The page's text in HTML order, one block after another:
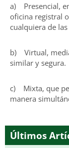
a) Presencial,
oficina registral
cualquiera de
b) Virtual,
similar y segura.
c) Mixta, que
manera
Últimos